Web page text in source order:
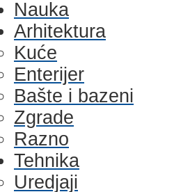
Nauka
Arhitektura
Kuće
Enterijer
Bašte i bazeni
Zgrade
Razno
Tehnika
Uredjaji